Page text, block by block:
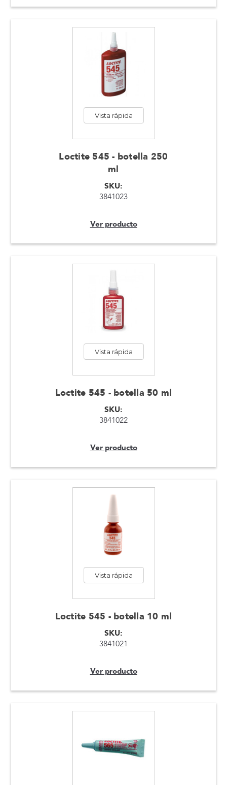
Vista rápida
Loctite 545 - botella 250
ml
SKU:
3841023
Ver producto
Vista rápida
Loctite 545 - botella 50 ml
SKU:
3841022
Ver producto
Vista rápida
Loctite 545 - botella 10 ml
SKU:
3841021
Ver producto